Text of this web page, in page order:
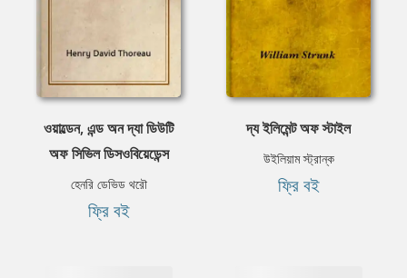
ওয়াল্ডেন, এন্ড অন দ্যা ডিউটি
অফ সিভিল ডিসওবিয়েডেন্স
হেনরি ডেভিড থরৌ
ফ্রি বই
দ্য ইলিমেন্ট অফ স্টাইল
উইলিয়াম স্ট্রান্ক
ফ্রি বই